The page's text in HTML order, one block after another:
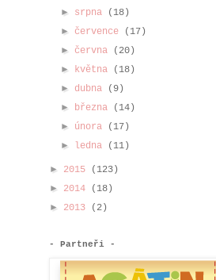
► srpna
(18)
► července
(17)
► června
(20)
► května
(18)
► dubna
(9)
► března
(14)
► února
(17)
►
ledna (11)
► 2015
(123)
► 2014
(18)
► 2013 (2)
- Partneři -